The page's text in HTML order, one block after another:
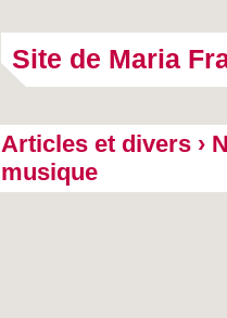
Site de Maria
Articles et divers ›
musique